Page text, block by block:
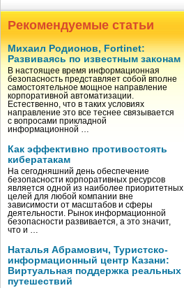
Рекомендуемые статьи
Михаил Родионов, Fortinet:
Развиваясь по известным законам
В настоящее время информационная
безопасность представляет собой вполне
самостоятельное мощное направление
корпоративной автоматизации.
Естественно, что в таких условиях
направление это все теснее связывается
с вопросами прикладной
информационной …
Как эффективно противостоять
кибератакам
На сегодняшний день обеспечение
безопасности корпоративных ресурсов
является одной из наиболее приоритетных
целей для любой компании вне
зависимости от масштабов и сферы
деятельности. Рынок информационной
безопасности развивается, а это значит,
что и …
Наталья Абрамович, Туристско-
информационный центр Казани:
Виртуальная поддержка реальных
путешествий